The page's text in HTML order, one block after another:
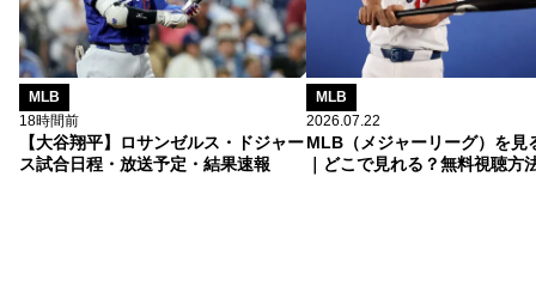
MLB
18時間前
【大谷翔平】ロサンゼルス・ドジャー
ス試合日程・放送予定・結果速報
MLB
2026.07.22
MLB（メジャーリーグ）を見
｜どこで見れる？無料視聴方